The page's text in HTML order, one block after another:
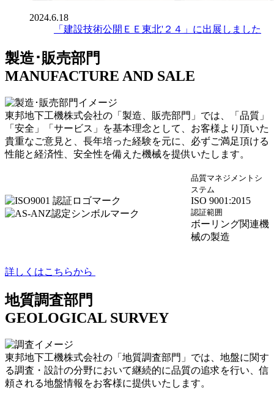
2024.6.18
「建設技術公開ＥＥ東北'２４」に出展しました
製造･販売部門
MANUFACTURE AND SALE
東邦地下工機株式会社の「製造、販売部門」では、「品質」
「安全」「サービス」を基本理念として、お客様より頂いた
貴重なご意見と、長年培った経験を元に、必ずご満足頂ける
性能と経済性、安全性を備えた機械を提供いたします。
品質マネジメントシ
ステム
ISO 9001:2015
認証範囲
ボーリング関連機
械の製造
詳しくはこちらから
地質調査部門
GEOLOGICAL SURVEY
東邦地下工機株式会社の「地質調査部門」では、地盤に関す
る調査・設計の分野において継続的に品質の追求を行い、信
頼される地盤情報をお客様に提供いたします。